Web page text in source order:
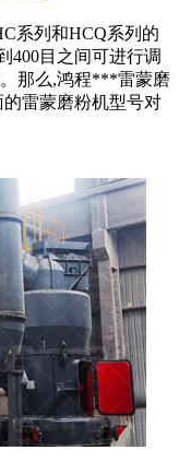
系列和HCQ系列的
400目之间可进行调
那么,鸿程***雷蒙磨
雷蒙磨粉机型号对